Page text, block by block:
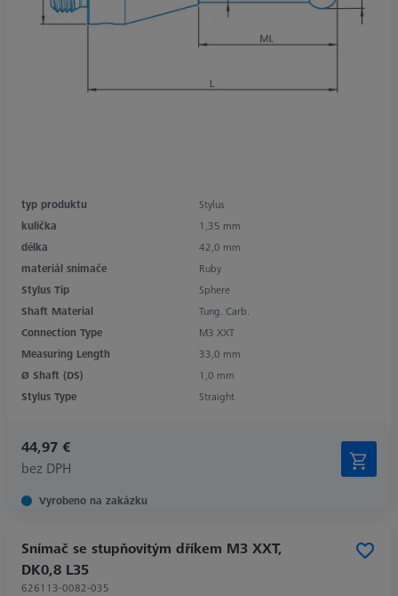
typ produktu
Stylus
kulička
1,35 mm
délka
42,0 mm
materiál snímače
Ruby
Stylus Tip
Sphere
Shaft Material
Tung. Carb.
Connection Type
M3 XXT
Measuring Length
33,0 mm
Ø Shaft (DS)
1,0 mm
Stylus Type
Straight
44,97 €
bez DPH
Vyrobeno na zakázku
Snímač se stupňovitým dříkem M3 XXT,
DK0,8 L35
626113-0082-035